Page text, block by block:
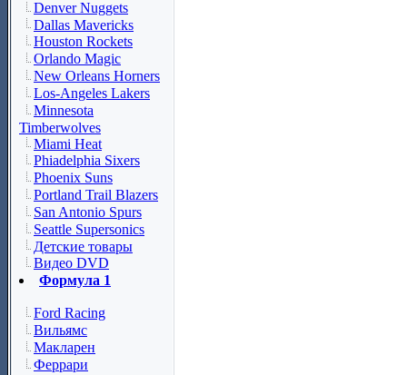
Denver Nuggets
Dallas Mavericks
Houston Rockets
Orlando Magic
New Orleans Horners
Los-Angeles Lakers
Minnesota
Timberwolves
Miami Heat
Phiadelphia Sixers
Phoenix Suns
Portland Trail Blazers
San Antonio Spurs
Seattle Supersonics
Детские товары
Видео DVD
Формула 1
Ford Racing
Вильямс
Макларен
Феррари